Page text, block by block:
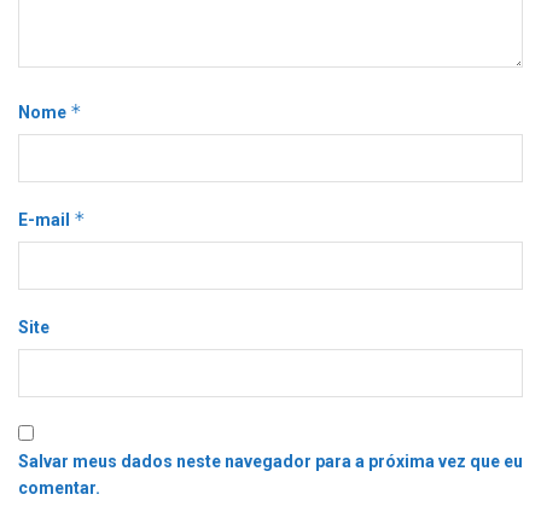
Nome *
E-mail *
Site
Salvar meus dados neste navegador para a próxima vez que eu
comentar.